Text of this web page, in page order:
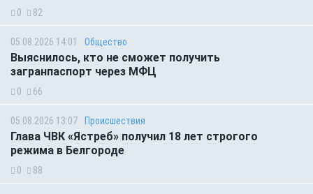
0 82
05.08.2026 14:01 Общество
Выяснилось, кто не сможет получить
загранпаспорт через МФЦ
0 66
05.08.2026 13:07 Происшествия
Глава ЧВК «Ястреб» получил 18 лет строгого
режима в Белгороде
0 88